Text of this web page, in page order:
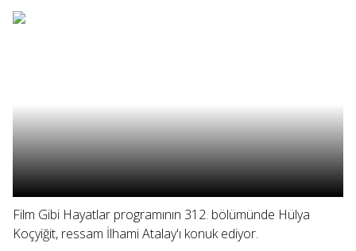
Film Gibi Hayatlar programının 312. bölümünde Hülya
Koçyiğit, ressam İlhami Atalay'ı konuk ediyor.